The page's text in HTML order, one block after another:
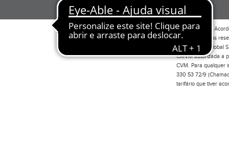
Por favor leia o
Todos os direitos
Investimento Global
CMVM autorizada a
CVM. Para qualquer
330 53 72/9
tarifário que tiver